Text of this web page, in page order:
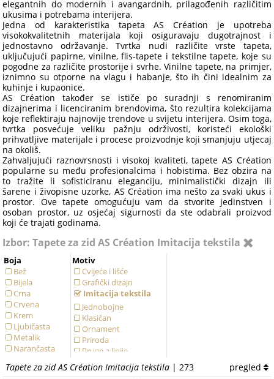
elegantnih do modernih i avangardnih, prilagođenih različitim
ukusima i potrebama interijera.
Jedna od karakteristika tapeta AS Création je upotreba
visokokvalitetnih materijala koji osiguravaju dugotrajnost i
jednostavno održavanje. Tvrtka nudi različite vrste tapeta,
uključujući papirne, vinilne, flis-tapete i tekstilne tapete, koje su
pogodne za različite prostorije i svrhe. Vinilne tapete, na primjer,
iznimno su otporne na vlagu i habanje, što ih čini idealnim za
kuhinje i kupaonice.
AS Création također se ističe po suradnji s renomiranim
dizajnerima i licenciranim brendovima, što rezultira kolekcijama
koje reflektiraju najnovije trendove u svijetu interijera. Osim toga,
tvrtka posvećuje veliku pažnju održivosti, koristeći ekološki
prihvatljive materijale i procese proizvodnje koji smanjuju utjecaj
na okoliš.
Zahvaljujući raznovrsnosti i visokoj kvaliteti, tapete AS Création
popularne su među profesionalcima i hobistima. Bez obzira na
to tražite li sofisticiranu eleganciju, minimalistički dizajn ili
šarene i živopisne uzorke, AS Création ima nešto za svaki ukus i
prostor. Ove tapete omogućuju vam da stvorite jedinstven i
osoban prostor, uz osjećaj sigurnosti da ste odabrali proizvod
koji će trajati godinama.
Izbor: Tapete za zid AS Création Imitacija tekstila
Boja
Bež
Bijela
Crna
Crvena
Krem
Ljubičasta
Metalik
Narančasta
Plava
Motiv
Cvijeće i lišće
Grafički dizajn
Imitacija tekstila
Jednobojne
Klasičan
Ornament
Priroda
Pruge a linije
Sa mrljama
Struktura
Tapete za zid AS Création Imitacija tekstila | 273 pregled